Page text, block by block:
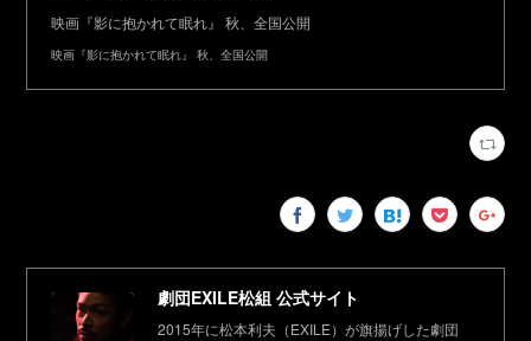
映画『影に抱かれて眠れ』 秋、全国公開
映画『影に抱かれて眠れ』 秋、全国公開
劇団EXILE松組 公式サイト
2015年に松本利夫（EXILE）が旗揚げした劇団